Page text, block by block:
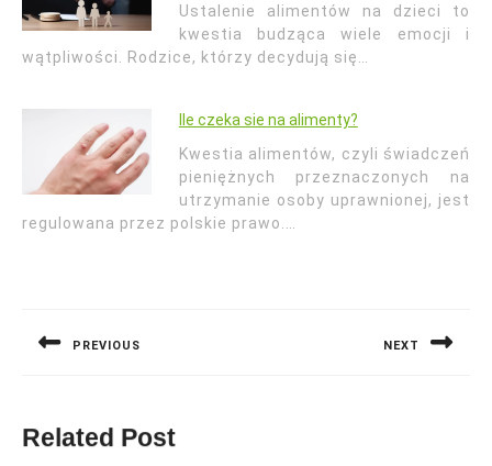
Ustalenie alimentów na dzieci to
kwestia budząca wiele emocji i
wątpliwości. Rodzice, którzy decydują się…
Ile czeka sie na alimenty?
Kwestia alimentów, czyli świadczeń
pieniężnych przeznaczonych na
utrzymanie osoby uprawnionej, jest
regulowana przez polskie prawo.…
PREVIOUS NEXT
Related Post